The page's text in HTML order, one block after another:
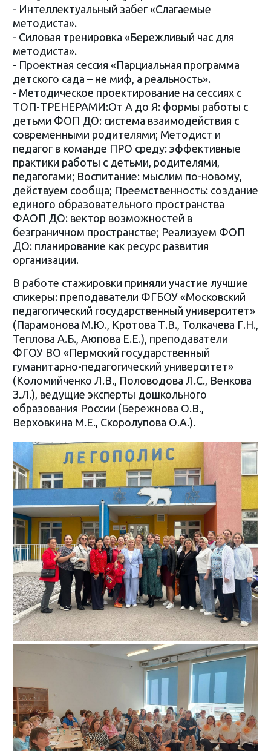
- Интеллектуальный забег «Слагаемые
методиста».
- Силовая тренировка «Бережливый час для
методиста».
- Проектная сессия «Парциальная программа
детского сада – не миф, а реальность».
- Методическое проектирование на сессиях с
ТОП-ТРЕНЕРАМИ:От А до Я: формы работы с
детьми ФОП ДО: система взаимодействия с
современными родителями; Методист и
педагог в команде ПРО среду: эффективные
практики работы с детьми, родителями,
педагогами; Воспитание: мыслим по-новому,
действуем сообща; Преемственность: создание
единого образовательного пространства
ФАОП ДО: вектор возможностей в
безграничном пространстве; Реализуем ФОП
ДО: планирование как ресурс развития
организации.
В работе стажировки приняли участие лучшие
спикеры: преподаватели ФГБОУ «Московский
педагогический государственный университет»
(Парамонова М.Ю., Кротова Т.В., Толкачева Г.Н.,
Теплова А.Б., Аюпова Е.Е.), преподаватели
ФГОУ ВО «Пермский государственный
гуманитарно-педагогический университет»
(Коломийченко Л.В., Половодова Л.С., Венкова
З.Л.), ведущие эксперты дошкольного
образования России (Бережнова О.В.,
Верховкина М.Е., Скоролупова О.А.).